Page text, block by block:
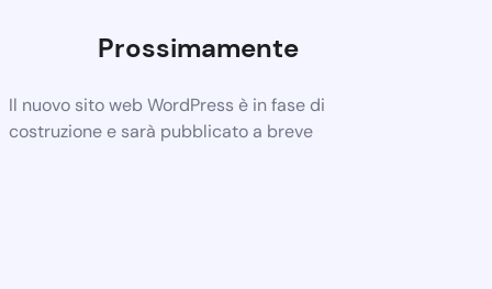
Prossimamente
Il nuovo sito web WordPress è in fase di
costruzione e sarà pubblicato a breve